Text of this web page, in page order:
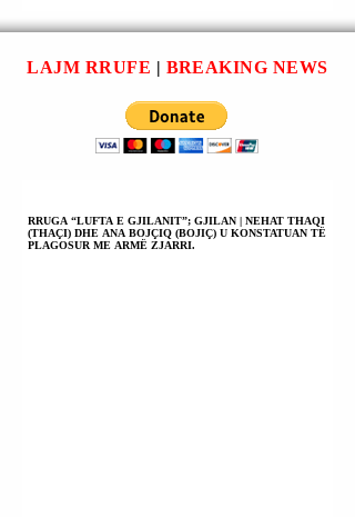
FUND LUFTËS
(SIPAS TË
DËRGUARVE TË
MI NË MOSKË).
LAJM RRUFE | BREAKING NEWS
RRUGA “LUFTA E GJILANIT”; GJILAN | NEHAT THAQI
(THAÇI) DHE ANA BOJÇIQ (BOJIÇ) U KONSTATUAN TË
PLAGOSUR ME ARMË ZJARRI.